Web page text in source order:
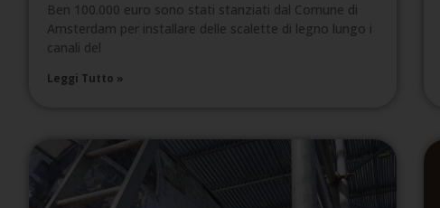
Ben 100.000 euro sono stati stanziati dal Comune di
Amsterdam per installare delle scalette di legno lungo i
canali del
Leggi Tutto »